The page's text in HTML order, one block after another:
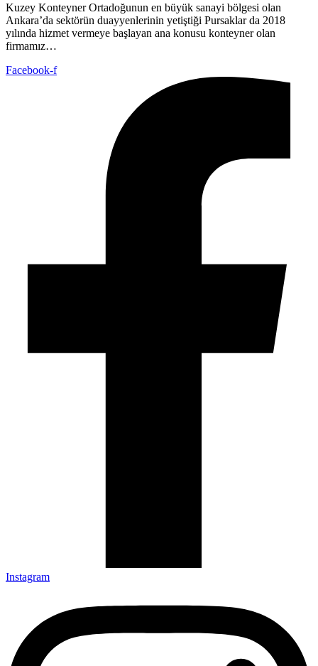
Kuzey Konteyner Ortadoğunun en büyük sanayi bölgesi olan
Ankara’da sektörün duayyenlerinin yetiştiği Pursaklar da 2018
yılında hizmet vermeye başlayan ana konusu konteyner olan
firmamız…
Facebook-f
Instagram